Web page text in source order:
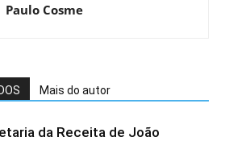
Paulo Cosme
Mais do autor
da Receita de João